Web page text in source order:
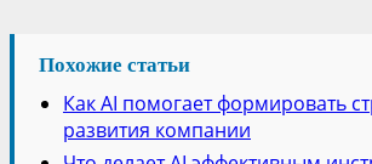
Похожие статьи
Как AI помогает формировать
развития компании